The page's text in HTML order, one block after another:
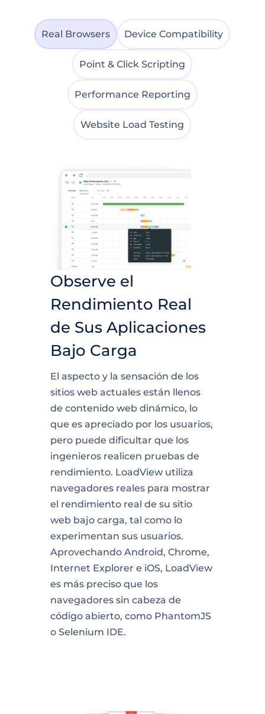
Real Browsers Device Compatibility
Point & Click Scripting
Performance Reporting
Website Load Testing
Observe el
Rendimiento Real
de Sus Aplicaciones
Bajo Carga
El aspecto y la sensación de los
sitios web actuales están llenos
de contenido web dinámico, lo
que es apreciado por los usuarios,
pero puede dificultar que los
ingenieros realicen pruebas de
rendimiento. LoadView utiliza
navegadores reales para mostrar
el rendimiento real de su sitio
web bajo carga, tal como lo
experimentan sus usuarios.
Aprovechando Android, Chrome,
Internet Explorer e iOS, LoadView
es más preciso que los
navegadores sin cabeza de
código abierto, como PhantomJS
o Selenium IDE.